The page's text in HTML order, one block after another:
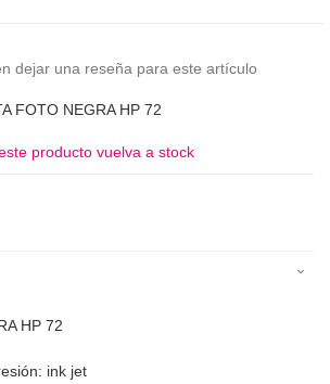
dejar una reseña para este artículo
FOTO NEGRA HP 72
producto vuelva a stock
HP 72
ink jet